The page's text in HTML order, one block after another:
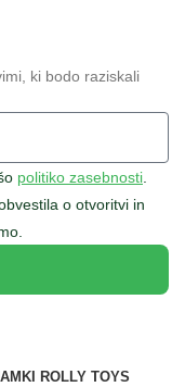
ki bodo raziskali
politiko zasebnosti
o otvoritvi in
ROLLY TOYS